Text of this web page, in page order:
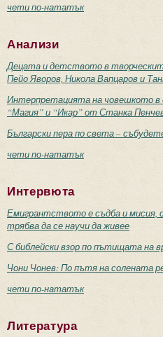
чети по-нататък
Анализи
Децата и детството в
Пейо Яворов, Никола Вапцаров и
Интерпретацията на човешкото
“Магия” и “Икар” от Станка
Български пера по света –
чети по-нататък
Интервюта
Емигрантството е съдба и мисия,
трябва да се научи да живее
С библейски взор по пътищата на
Чони Чонев: По пътя на солената
чети по-нататък
Литература